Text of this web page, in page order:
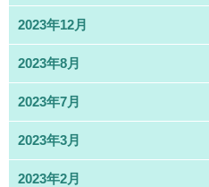
2023年12月
2023年8月
2023年7月
2023年3月
2023年2月